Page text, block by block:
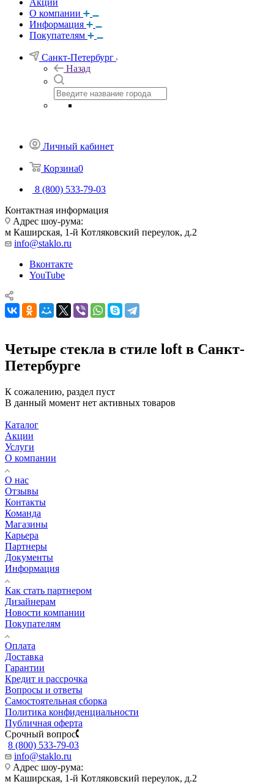
Акции
О компании
Информация
Покупателям
Санкт-Петербург
Назад
Личный кабинет
Корзина0
8 (800) 533-79-03
Контактная информация
Адрес шоу-рума:
м Каширская, 1-й Котляковский переулок, д.2
info@staklo.ru
Вконтакте
YouTube
Четыре стекла в стиле loft в Санкт-
Петербурге
К сожалению, раздел пуст
В данный момент нет активных товаров
Каталог
Акции
Услуги
О компании
О нас
Отзывы
Контакты
Команда
Магазины
Карьера
Партнеры
Документы
Информация
Как стать партнером
Дизайнерам
Новости компании
Покупателям
Оплата
Доставка
Гарантии
Кредит и рассрочка
Вопросы и ответы
Самостоятельная сборка
Политика конфиденциальности
Публичная оферта
Срочный вопрос
8 (800) 533-79-03
info@staklo.ru
Адрес шоу-рума:
м Каширская, 1-й Котляковский переулок, д.2